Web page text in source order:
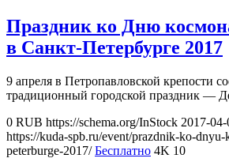
Праздник ко Дню
в Санкт-Петербурге 2017
9 апреля в Петропавловской крепости
традиционный городской праздник —
0 RUB https://schema.org/InStock 2017-
https://kuda-spb.ru/event/prazdnik-ko-
peterburge-2017/ Бесплатно 4K 10